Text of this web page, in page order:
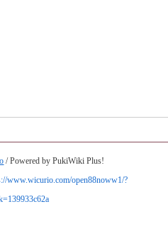
/ Powered by PukiWiki Plus!
www.wicurio.com/open88noww1/?